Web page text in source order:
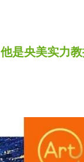
他是央美实力